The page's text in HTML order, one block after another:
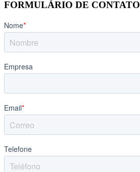
FORMULÁRIO DE CONTATO